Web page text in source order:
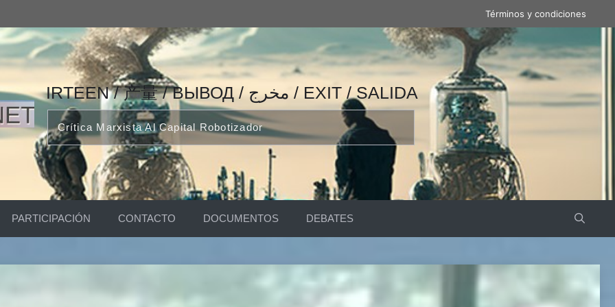
Términos y condiciones
IRTEEN / 产量 / ВЫВОД / مخرج / EXIT / SALIDA
Crítica Marxista Al Capital Robotizador
PARTICIPACIÓN CONTACTO DOCUMENTOS DEBATES